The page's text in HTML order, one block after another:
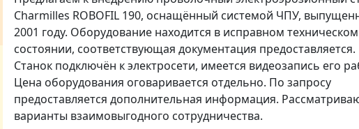
Charmilles ROBOFIL 190, оснащённый системой ЧПУ,
2001 году. Оборудование находится в исправном техническом
состоянии, соответствующая документация предоставляется.
Станок подключён к электросети, имеется видеозапись его
Цена оборудования оговаривается отдельно. По запросу
предоставляется дополнительная информация.
варианты взаимовыгодного сотрудничества.